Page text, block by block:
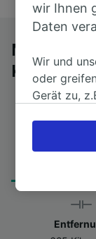
Mit dem
from 14Std
wir Ihnen
Daten
Wir und
oder
Gerät zu,
Ihres
besuchen
werden